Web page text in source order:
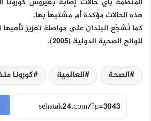
هذه الحالات مؤكدة أم مشتبهاً بها.
كما تُشجّع البلدان على مواصلة تعزيز
للوائح الصحية الدولية (2005).
الصحة العالمية كورونا